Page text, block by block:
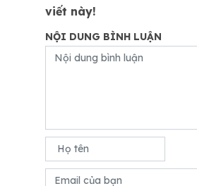
viết này!
NỘI DUNG BÌNH LUẬN